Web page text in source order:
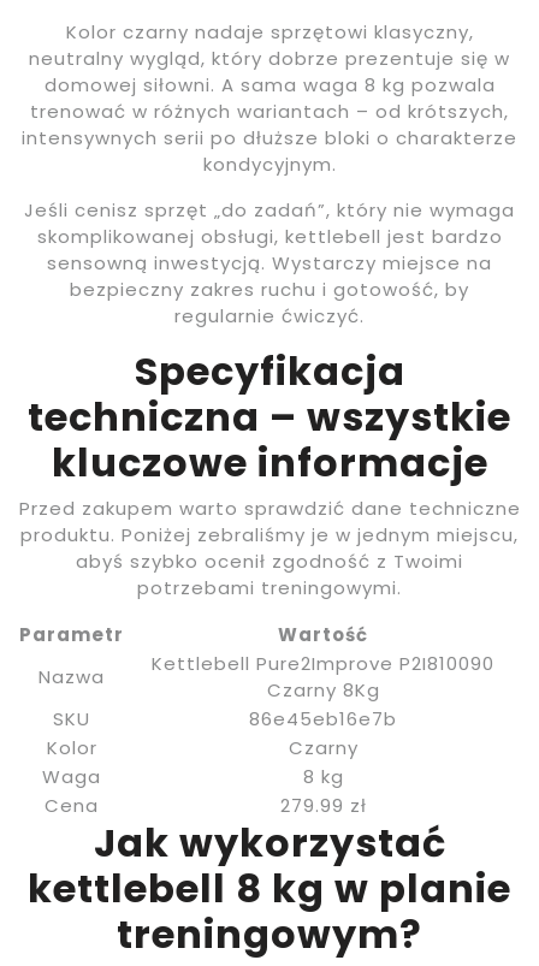
Kolor czarny nadaje sprzętowi klasyczny,
neutralny wygląd, który dobrze prezentuje się w
domowej siłowni. A sama waga 8 kg pozwala
trenować w różnych wariantach – od krótszych,
intensywnych serii po dłuższe bloki o charakterze
kondycyjnym.
Jeśli cenisz sprzęt „do zadań”, który nie wymaga
skomplikowanej obsługi, kettlebell jest bardzo
sensowną inwestycją. Wystarczy miejsce na
bezpieczny zakres ruchu i gotowość, by
regularnie ćwiczyć.
Specyfikacja
techniczna – wszystkie
kluczowe informacje
Przed zakupem warto sprawdzić dane techniczne
produktu. Poniżej zebraliśmy je w jednym miejscu,
abyś szybko ocenił zgodność z Twoimi
potrzebami treningowymi.
Parametr
Wartość
Nazwa
Kettlebell Pure2Improve P2I810090
Czarny 8Kg
SKU
86e45eb16e7b
Kolor
Czarny
Waga
8 kg
Cena
279.99 zł
Jak wykorzystać
kettlebell 8 kg w planie
treningowym?